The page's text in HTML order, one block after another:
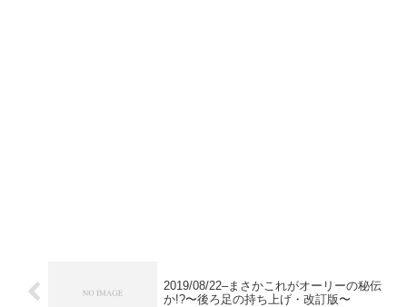
2019/08/22–まさかこれがオーリーの秘伝
か!?〜後ろ足の持ち上げ・改訂版〜